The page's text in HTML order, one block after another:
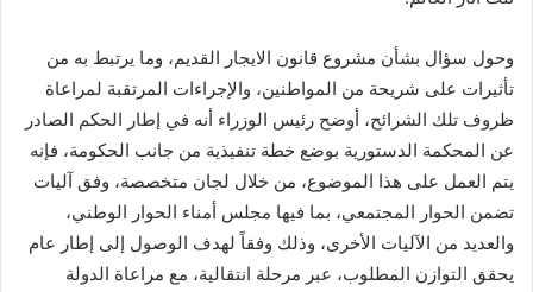
وحول سؤال بشأن مشروع قانون الايجار القديم، وما يرتبط به من
تأثيرات على شريحة من المواطنين، والإجراءات المرتقبة لمراعاة
ظروف تلك الشرائح، أوضح رئيس الوزراء أنه في إطار الحكم الصادر
عن المحكمة الدستورية بوضع خطة تنفيذية من جانب الحكومة، فإنه
يتم العمل على هذا الموضوع، من خلال لجان متخصصة، وفق آليات
تضمن الحوار المجتمعي، بما فيها مجلس أمناء الحوار الوطني،
والعديد من الآليات الأخرى، وذلك وفقاً لهدف الوصول إلى إطار عام
يحقق التوازن المطلوب، عبر مرحلة انتقالية، مع مراعاة الدولة